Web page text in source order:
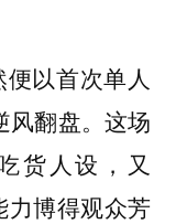
以首次单人
风翻盘。这场
货人设，又
力博得观众芳